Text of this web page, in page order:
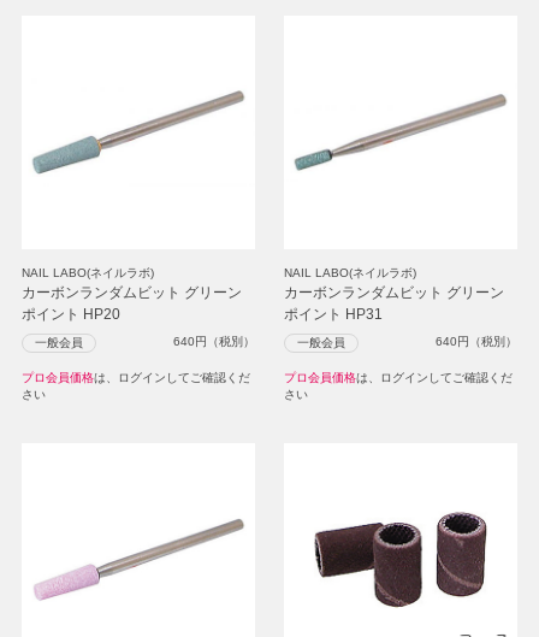
NAIL LABO(ネイルラボ)
カーボンランダムビット グリーン
ポイント HP20
一般会員 640円（税別）
プロ会員価格は、ログインしてご確認くだ
さい
NAIL LABO(ネイルラボ)
カーボンランダムビット グリーン
ポイント HP31
一般会員 640円（税別）
プロ会員価格は、ログインしてご確認くだ
さい